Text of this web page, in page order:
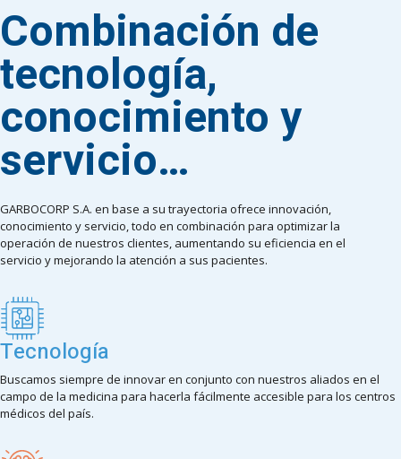
Combinación de
tecnología,
conocimiento y
servicio…
GARBOCORP S.A. en base a su trayectoria ofrece innovación,
conocimiento y servicio, todo en combinación para optimizar la
operación de nuestros clientes, aumentando su eficiencia en el
servicio y mejorando la atención a sus pacientes.
Tecnología
Buscamos siempre de innovar en conjunto con nuestros aliados en el
campo de la medicina para hacerla fácilmente accesible para los centros
médicos del país.